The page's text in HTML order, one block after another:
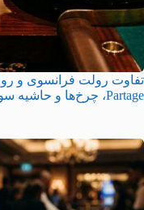
Partage، چرخ‌ها و حاشیه سود ۱.۳۵٪ با ۵.۲۶٪